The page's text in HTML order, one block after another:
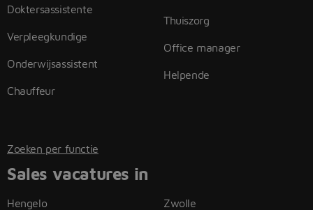
Doktersassistente
Verpleegkundige
Onderwijsassistent
Chauffeur
Thuiszorg
Office manager
Helpende
Zoeken per functie
Sales vacatures in
Hengelo Zwolle